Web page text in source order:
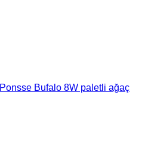
Ponsse Bufalo 8W paletli ağaç